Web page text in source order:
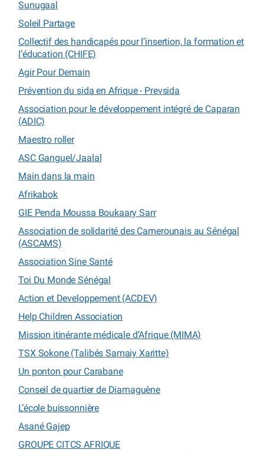
Sunugaal
Soleil Partage
Collectif des handicapés pour l’insertion, la formation et
l’éducation (CHIFE)
Agir Pour Demain
Prévention du sida en Afrique - Prevsida
Association pour le développement intégré de Caparan
(ADIC)
Maestro roller
ASC Ganguel/Jaalal
Main dans la main
Afrikabok
GIE Penda Moussa Boukaary Sarr
Association de solidarité des Camerounais au Sénégal
(ASCAMS)
Association Sine Santé
Toi Du Monde Sénégal
Action et Developpement (ACDEV)
Help Children Association
Mission itinérante médicale d’Afrique (MIMA)
TSX Sokone (Talibés Samaiy Xaritte)
Un ponton pour Carabane
Conseil de quartier de Diamaguène
L’école buissonnière
Asané Gajep
GROUPE CITCS AFRIQUE